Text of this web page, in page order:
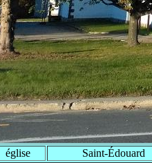
église Saint-Édouard